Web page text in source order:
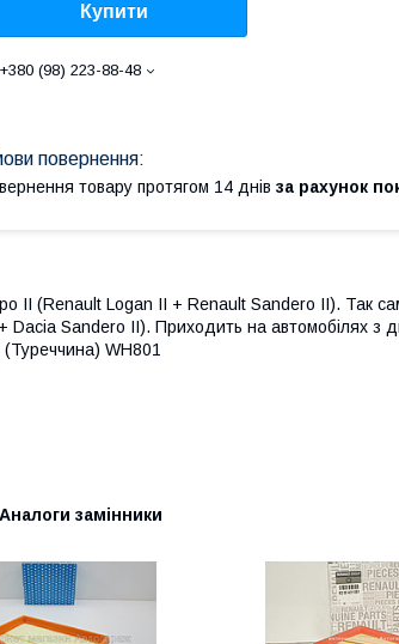
Купити
+380 (98) 223-88-48
товару протягом 14 днів за рахунок
II (Renault Logan II + Renault Sandero II). Так
Sandero II). Приходить на автомобілях з
WH801
Аналоги замінники